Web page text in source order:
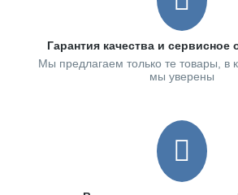
Гарантия качества и сервисное
Мы предлагаем только те товары, в
мы уверены